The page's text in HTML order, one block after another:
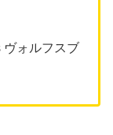
ォルフスブ